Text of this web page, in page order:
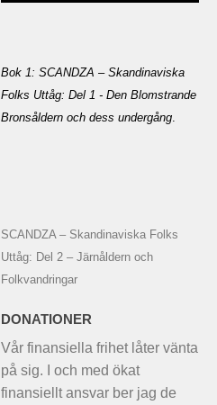
Bok 1: SCANDZA – Skandinaviska
Folks Uttåg: Del 1 - Den Blomstrande
Bronsåldern och dess undergång.
SCANDZA – Skandinaviska Folks
Uttåg: Del 2 – Järnåldern och
Folkvandringar
DONATIONER
Vår finansiella frihet låter vänta
på sig. I och med ökat
finansiellt ansvar ber jag de